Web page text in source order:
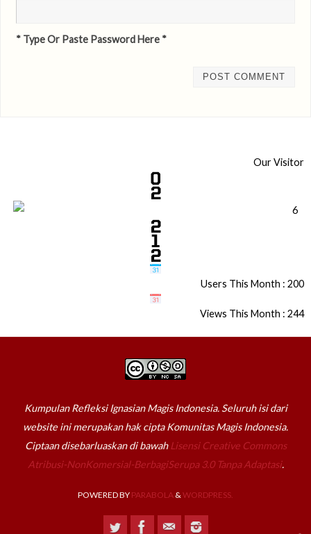
* Type Or Paste Password Here *
Our Visitor
Users This Month : 200
Views This Month : 244
Kumpulan Refleksi Ignasian Magis Indonesia. Seluruh isi dari
website ini merupakan hak cipta Komunitas Magis Indonesia.
Ciptaan disebarluaskan di bawah Lisensi Creative Commons
Atribusi-NonKomersial-BerbagiSerupa 3.0 Tanpa Adaptasi.
POWERED BY PARABOLA & WORDPRESS.